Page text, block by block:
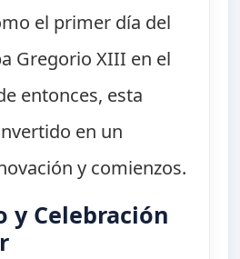
el primer día del
Gregorio XIII en el
entonces, esta
en un
y comienzos.
y Celebración